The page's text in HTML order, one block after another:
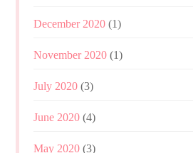
December 2020 (1)
November 2020 (1)
July 2020 (3)
June 2020 (4)
May 2020 (3)